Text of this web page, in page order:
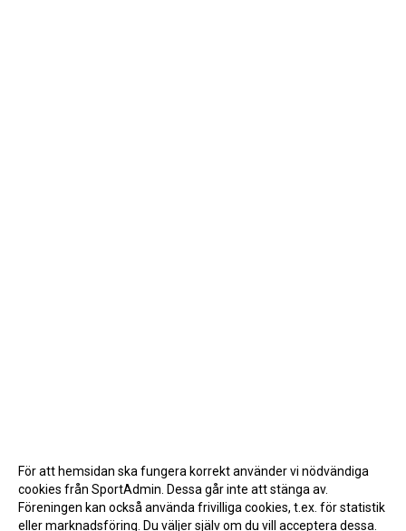
För att hemsidan ska fungera korrekt använder vi nödvändiga
cookies från SportAdmin. Dessa går inte att stänga av.
Föreningen kan också använda frivilliga cookies, t.ex. för statistik
eller marknadsföring. Du väljer själv om du vill acceptera dessa.